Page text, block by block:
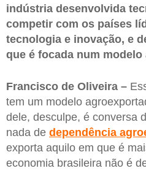
indústria desenvolvida
competir com os países
tecnologia e inovação, e
que é focada num
Francisco de Oliveira –
tem um modelo
dele, desculpe, é conversa
nada de dependência
exporta aquilo em que é
economia brasileira não é